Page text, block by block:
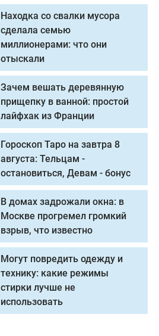
Находка со свалки мусора
сделала семью
миллионерами: что они
отыскали
Зачем вешать деревянную
прищепку в ванной: простой
лайфхак из Франции
Гороскоп Таро на завтра 8
августа: Тельцам -
остановиться, Девам - бонус
В домах задрожали окна: в
Москве прогремел громкий
взрыв, что известно
Могут повредить одежду и
технику: какие режимы
стирки лучше не
использовать